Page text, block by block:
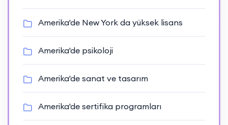
Amerika'de New York da yüksek lisans
Amerika'de psikoloji
Amerika'de sanat ve tasarım
Amerika'de sertifika programları